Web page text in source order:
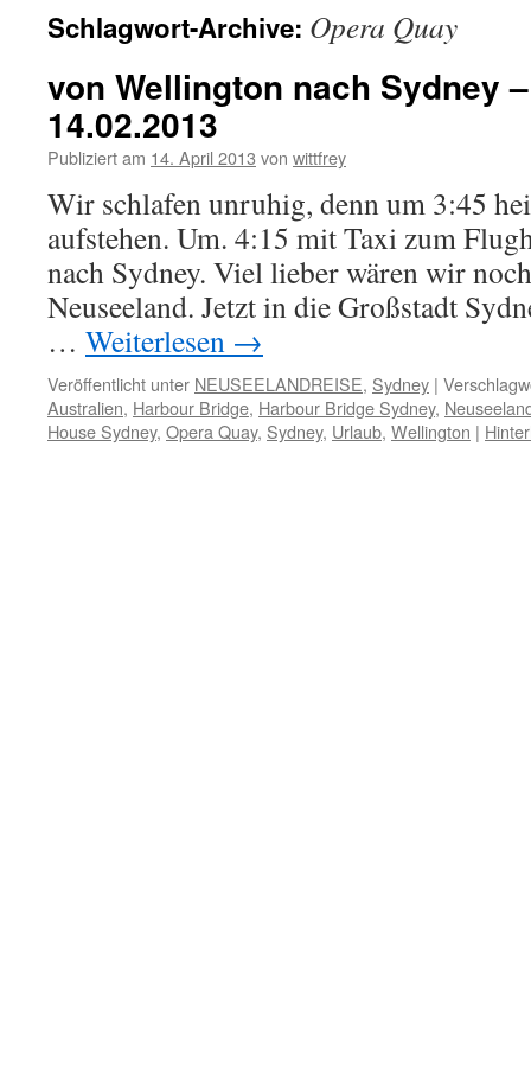
Schlagwort-Archive: Opera Quay
von Wellington nach Sydney
14.02.2013
Publiziert am 14. April 2013 von wittfrey
Wir schlafen unruhig, denn um 3:45
aufstehen. Um. 4:15 mit Taxi zum
nach Sydney. Viel lieber wären wir
Neuseeland. Jetzt in die Großstadt
… Weiterlesen →
Veröffentlicht unter NEUSEELANDREISE, Sydney |
Australien, Harbour Bridge, Harbour Bridge Sydney,
House Sydney, Opera Quay, Sydney, Urlaub, Wellington |